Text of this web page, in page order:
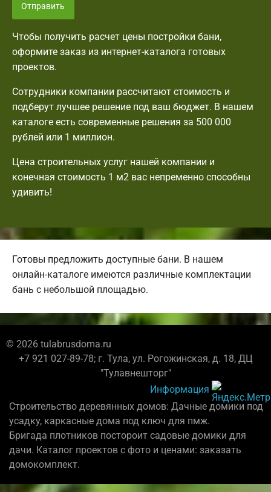
Отправить
Чтобы получить расчет цены постройки бани,
оформите заказ из интернет-каталога готовых
проектов.
Сотрудники компании рассчитают стоимость и
подберут лучшее решение под ваш бюджет. В нашем
каталоге есть современные решения за 500 000
рублей или 1 миллион.
Цена строительных услуг нашей компании и
конечная стоимость 1 м2 вас непременно способны
удивить!
Готовы предложить доступные бани. В нашем
онлайн-каталоге имеются различные комплектации
бань с небольшой площадью.
© 2026 tulabrusdoma.ru
+7 921 027-89-78; г. Тула, ул. Рогожинская, д. 18, ДЦ
"Тулавнешторг"
Информация
Строительство деревянных домов: Дачные домики под
усадку, каркасные дома под ключ для пмж.
Бригада плотников постороит садовые домики для
дачи. Каталог проектов с фото и ценами: заказать
домокомплект.